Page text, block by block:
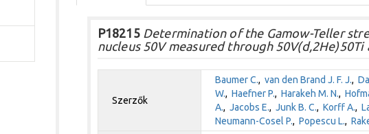
P18215Determination of the Gamow-Teller
nucleus 50V measured through
Szerzők
Baumer C., van den Brand J. F. J.,
W., Haefner P., Harakeh M. N.,
A., Jacobs E., Junk B. C., Korff A.,
Neumann-Cosel P., Popescu L.,